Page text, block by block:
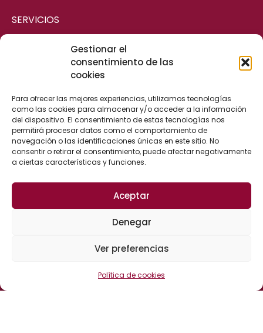
Gestionar el
consentimiento de las
cookies
Para ofrecer las mejores experiencias, utilizamos tecnologías
como las cookies para almacenar y/o acceder a la información
del dispositivo. El consentimiento de estas tecnologías nos
permitirá procesar datos como el comportamiento de
navegación o las identificaciones únicas en este sitio. No
consentir o retirar el consentimiento, puede afectar negativamente
a ciertas características y funciones.
Aceptar
Denegar
Ver preferencias
Política de cookies
SERVICIOS
ASESORÍA MERCANTIL
ASESORÍA CIVIL
ASESORÍA FISCAL Y CONTABLE
ASESORÍA LABORAL
ASESORÍA ADMINISTRATIVA
Calle Cervantes, 25
04700 El Ejido (Almería)
CANAL DE DENUNCIAS